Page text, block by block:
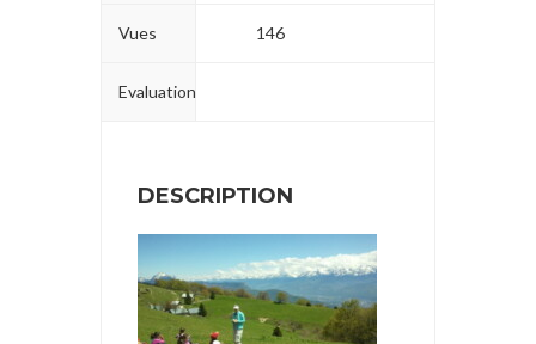
Vues 146
Evaluation
DESCRIPTION